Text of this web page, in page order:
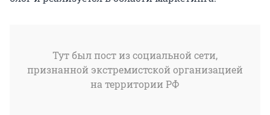
Тут был пост из социальной сети,
признанной экстремистской организацией
на территории РФ